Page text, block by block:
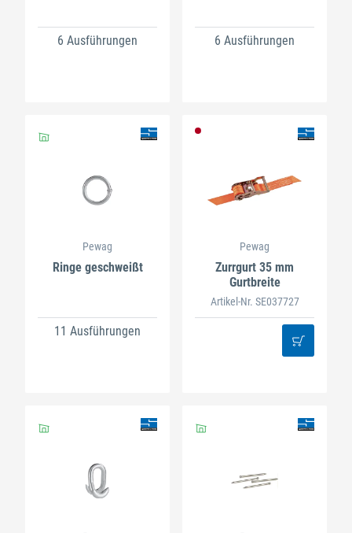
6 Ausführungen 6 Ausführungen
Pewag
Ringe geschweißt
11 Ausführungen
Pewag
Zurrgurt 35 mm
Gurtbreite
Artikel-Nr. SE037727